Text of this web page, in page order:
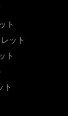
ト
ット
ト